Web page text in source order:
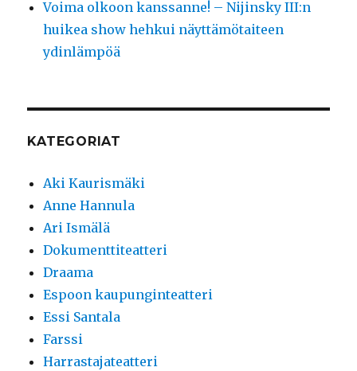
Voima olkoon kanssanne! – Nijinsky III:n
huikea show hehkui näyttämötaiteen
ydinlämpöä
KATEGORIAT
Aki Kaurismäki
Anne Hannula
Ari Ismälä
Dokumenttiteatteri
Draama
Espoon kaupunginteatteri
Essi Santala
Farssi
Harrastajateatteri